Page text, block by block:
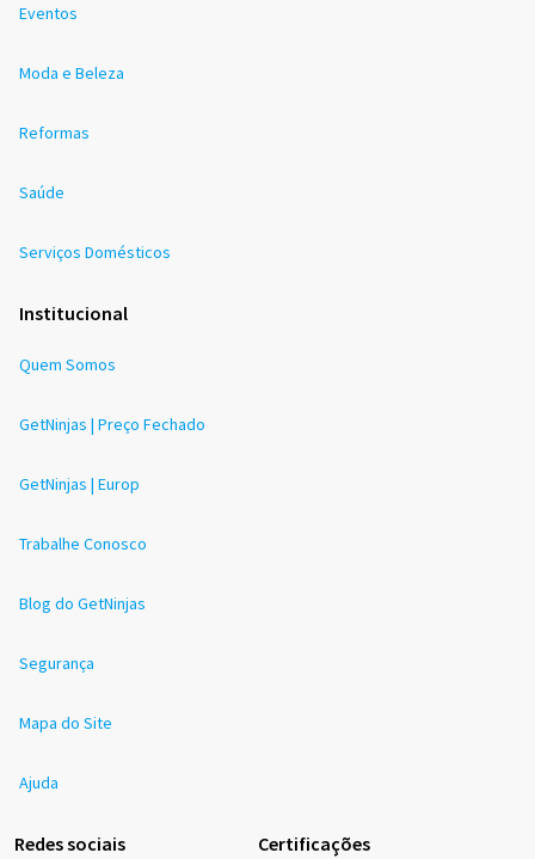
Eventos
Moda e Beleza
Reformas
Saúde
Serviços Domésticos
Institucional
Quem Somos
GetNinjas | Preço Fechado
GetNinjas | Europ
Trabalhe Conosco
Blog do GetNinjas
Segurança
Mapa do Site
Ajuda
Redes sociais Certificações